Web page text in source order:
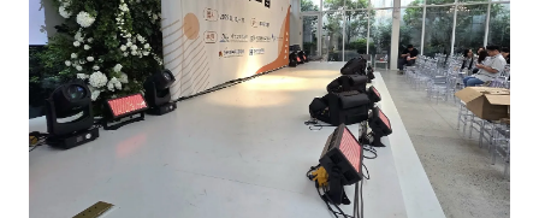
김종무
김지혜
김휘
노준영